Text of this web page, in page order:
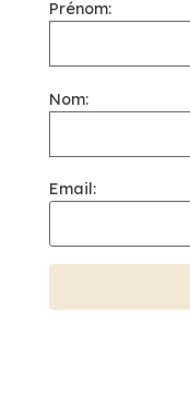
Prénom:
Nom:
Email: